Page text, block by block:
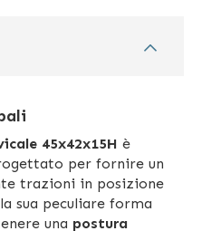
45x42x15H è
per fornire un
trazioni in posizione
sua peculiare forma
una postura